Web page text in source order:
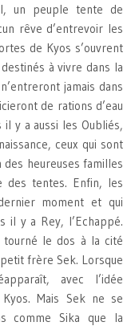
un peuple tente de
rêve d’entrevoir les
de Kyos s’ouvrent
à vivre dans la
jamais dans
de rations d’eau
y a aussi les Oubliés,
ceux qui sont
heureuses familles
des tentes. Enfin, les
moment et qui
il y a Rey, l’Echappé.
tourné le dos à la cité
frère Sek. Lorsque
avec l’idée
Mais Sek ne se
comme Sika que la